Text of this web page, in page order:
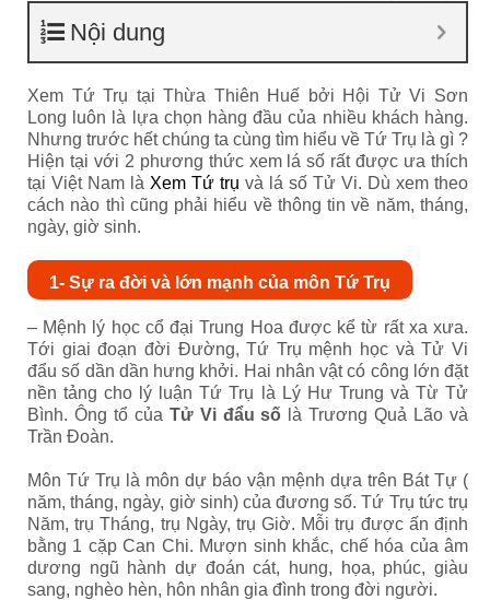
Nội dung
Xem Tứ Trụ tại Thừa Thiên Huế bởi Hội Tử Vi Sơn
Long luôn là lựa chọn hàng đầu của nhiều khách hàng.
Nhưng trước hết chúng ta cùng tìm hiểu về Tứ Trụ là gì ?
Hiện tại với 2 phương thức xem lá số rất được ưa thích
tại Việt Nam là Xem Tứ trụ và lá số Tử Vi. Dù xem theo
cách nào thì cũng phải hiểu về thông tin về năm, tháng,
ngày, giờ sinh.
1- Sự ra đời và lớn mạnh của môn Tứ Trụ
– Mệnh lý học cổ đại Trung Hoa được kể từ rất xa xưa.
Tới giai đoạn đời Đường, Tứ Trụ mệnh học và Tử Vi
đẩu số dần dần hưng khởi. Hai nhân vật có công lớn đặt
nền tảng cho lý luận Tứ Trụ là Lý Hư Trung và Từ Tử
Bình. Ông tổ của Tử Vi đẩu số là Trương Quả Lão và
Trần Đoàn.
Môn Tứ Trụ là môn dự báo vận mệnh dựa trên Bát Tự (
năm, tháng, ngày, giờ sinh) của đương số. Tứ Trụ tức trụ
Năm, trụ Tháng, trụ Ngày, trụ Giờ. Mỗi trụ được ấn định
bằng 1 cặp Can Chi. Mượn sinh khắc, chế hóa của âm
dương ngũ hành dự đoán cát, hung, họa, phúc, giàu
sang, nghèo hèn, hôn nhân gia đình trong đời người.